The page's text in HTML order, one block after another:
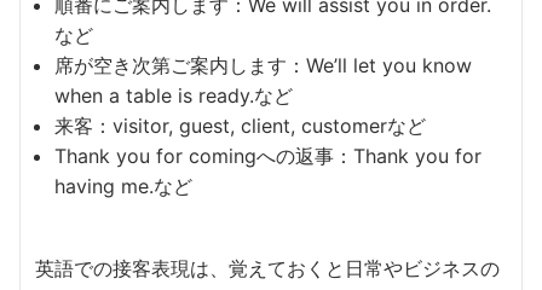
など
席が空き次第ご案内します：We’ll let you know
when a table is ready.など
来客：visitor, guest, client, customerなど
Thank you for comingへの返事：Thank you for
having me.など
英語での接客表現は、覚えておくと日常やビジネスの